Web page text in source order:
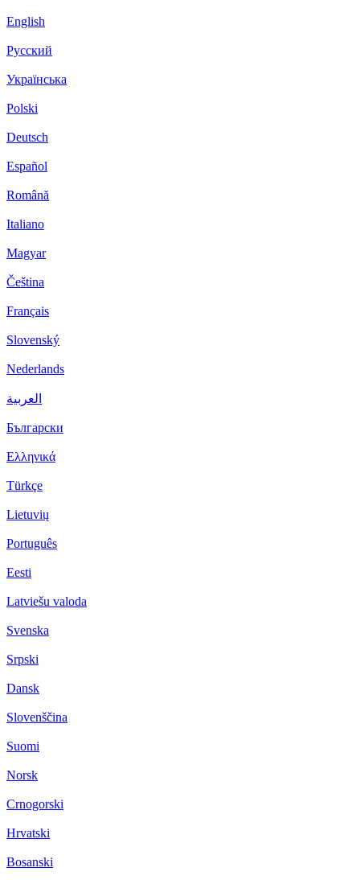
English
Русский
Українська
Polski
Deutsch
Español
Română
Italiano
Magyar
Čeština
Français
Slovenský
Nederlands
العربية
Български
Ελληνικά
Türkçe
Lietuvių
Português
Eesti
Latviešu valoda
Svenska
Srpski
Dansk
Slovenščina
Suomi
Norsk
Crnogorski
Hrvatski
Bosanski